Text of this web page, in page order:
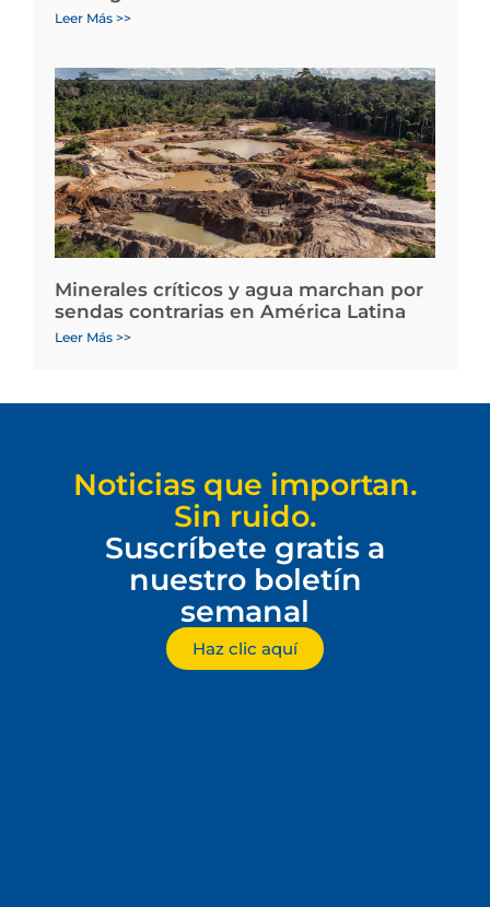
Leer Más >>
Minerales críticos y agua marchan por
sendas contrarias en América Latina
Leer Más >>
Noticias que importan.
Sin ruido.
Suscríbete gratis a
nuestro boletín
semanal
Haz clic aquí